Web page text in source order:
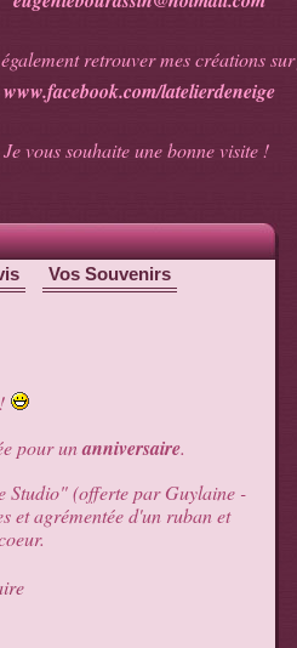
retrouver mes créations
www.facebook.com/latelierdeneige
Je vous souhaite une bonne visite !
Vos Souvenirs
pour unanniversaire.
Studio" (offerte par Guylaine -
et agrémentée d'un ruban et